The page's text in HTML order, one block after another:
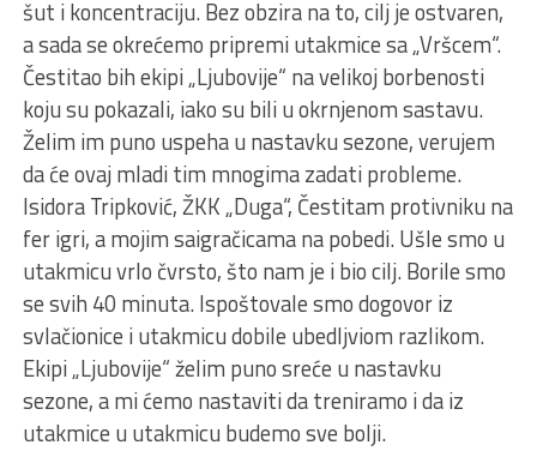
šut i koncentraciju. Bez obzira na to, cilj je ostvaren,
a sada se okrećemo pripremi utakmice sa „Vršcem“.
Čestitao bih ekipi „Ljubovije“ na velikoj borbenosti
koju su pokazali, iako su bili u okrnjenom sastavu.
Želim im puno uspeha u nastavku sezone, verujem
da će ovaj mladi tim mnogima zadati probleme.
Isidora Tripković, ŽKK „Duga“, Čestitam protivniku na
fer igri, a mojim saigračicama na pobedi. Ušle smo u
utakmicu vrlo čvrsto, što nam je i bio cilj. Borile smo
se svih 40 minuta. Ispoštovale smo dogovor iz
svlačionice i utakmicu dobile ubedljviom razlikom.
Ekipi „Ljubovije“ želim puno sreće u nastavku
sezone, a mi ćemo nastaviti da treniramo i da iz
utakmice u utakmicu budemo sve bolji.